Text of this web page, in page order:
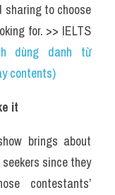
sharing to choose
for. >> IELTS
dùng danh từ
contents)
it
brings about
since they
contestants’